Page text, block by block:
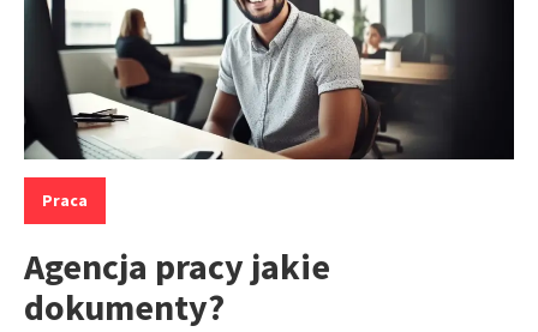
Kategorie:
Praca
Agencja pracy jakie
dokumenty?